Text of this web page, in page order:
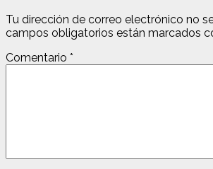
Tu dirección de correo electrónico no
campos obligatorios están marcados
Comentario *